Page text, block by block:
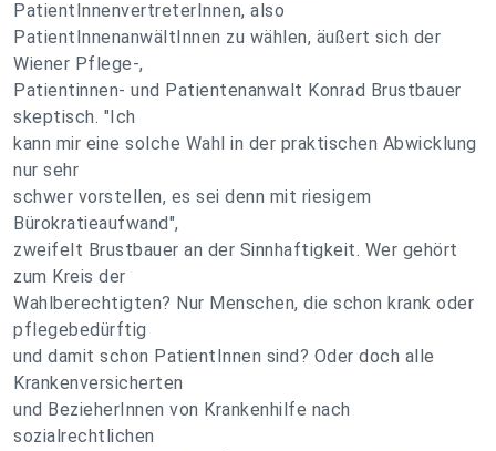
PatientInnenvertreterInnen, also
PatientInnenanwältInnen zu wählen, äußert sich der
Wiener Pflege-,
Patientinnen- und Patientenanwalt Konrad Brustbauer
skeptisch. "Ich
kann mir eine solche Wahl in der praktischen Abwicklung
nur sehr
schwer vorstellen, es sei denn mit riesigem
Bürokratieaufwand",
zweifelt Brustbauer an der Sinnhaftigkeit. Wer gehört
zum Kreis der
Wahlberechtigten? Nur Menschen, die schon krank oder
pflegebedürftig
und damit schon PatientInnen sind? Oder doch alle
Krankenversicherten
und BezieherInnen von Krankenhilfe nach
sozialrechtlichen